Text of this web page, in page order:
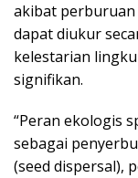
akibat perburuan
dapat diukur
kelestarian
signifikan.
“Peran ekologis
sebagai
(seed dispersal),